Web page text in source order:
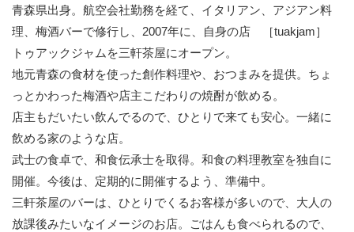
青森県出身。航空会社勤務を経て、イタリアン、アジアン料
理、梅酒バーで修行し、2007年に、自身の店 ［tuakjam］
トゥアックジャムを三軒茶屋にオープン。
地元青森の食材を使った創作料理や、おつまみを提供。ちょ
っとかわった梅酒や店主こだわりの焼酎が飲める。
店主もだいたい飲んでるので、ひとりで来ても安心。一緒に
飲める家のような店。
武士の食卓で、和食伝承士を取得。和食の料理教室を独自に
開催。今後は、定期的に開催するよう、準備中。
三軒茶屋のバーは、ひとりでくるお客様が多いので、大人の
放課後みたいなイメージのお店。ごはんも食べられるので、